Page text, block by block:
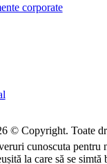
corporate
© Copyright. Toate
cunoscuta
la care să se